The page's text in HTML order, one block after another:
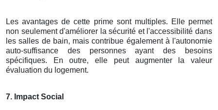
Les avantages de cette prime sont multiples. Elle permet
non seulement d'améliorer la sécurité et l'accessibilité dans
les salles de bain, mais contribue également à l'autonomie
auto-suffisance des personnes ayant des besoins
spécifiques. En outre, elle peut augmenter la valeur
évaluation du logement.
7. Impact Social